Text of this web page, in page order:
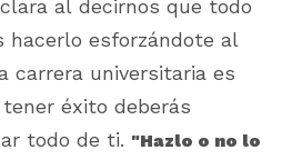
al decirnos que todo
hacerlo esforzándote al
carrera universitaria es
éxito deberás
todo de ti. "Hazlo o no lo